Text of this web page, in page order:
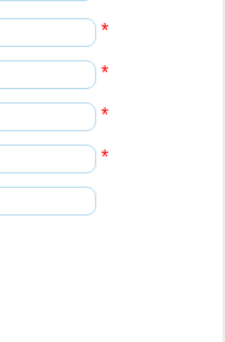
*
*
*
*